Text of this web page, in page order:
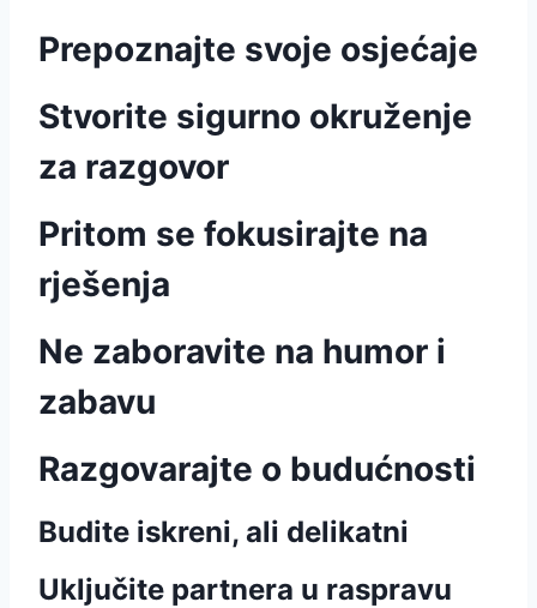
Prepoznajte svoje osjećaje
Stvorite sigurno okruženje
za razgovor
Pritom se fokusirajte na
rješenja
Ne zaboravite na humor i
zabavu
Razgovarajte o budućnosti
Budite iskreni, ali delikatni
Uključite partnera u raspravu